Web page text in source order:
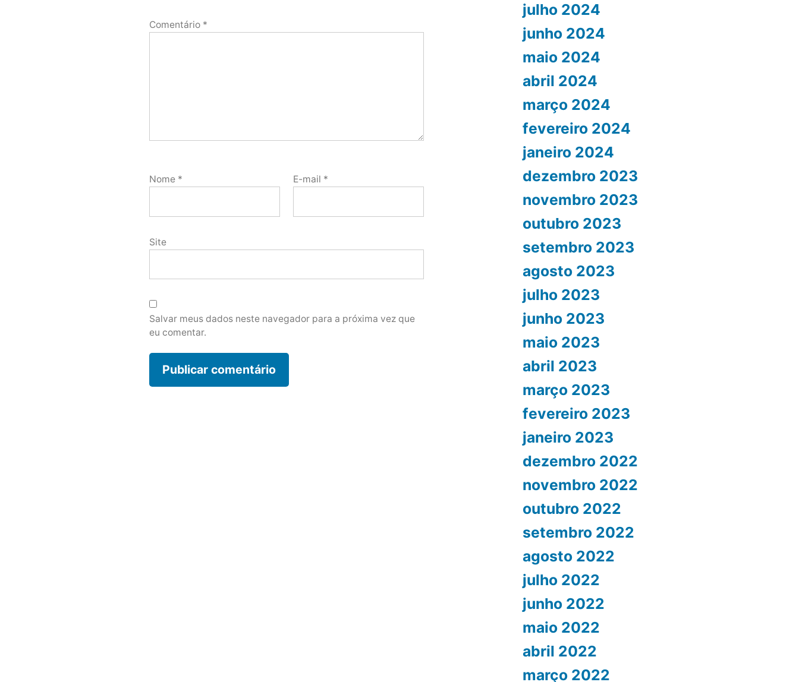
Comentário *
Nome * E-mail *
Site
Salvar meus dados neste navegador para a próxima vez que
eu comentar.
julho 2024
junho 2024
maio 2024
abril 2024
março 2024
fevereiro 2024
janeiro 2024
dezembro 2023
novembro 2023
outubro 2023
setembro 2023
agosto 2023
julho 2023
junho 2023
maio 2023
abril 2023
março 2023
fevereiro 2023
janeiro 2023
dezembro 2022
novembro 2022
outubro 2022
setembro 2022
agosto 2022
julho 2022
junho 2022
maio 2022
abril 2022
março 2022